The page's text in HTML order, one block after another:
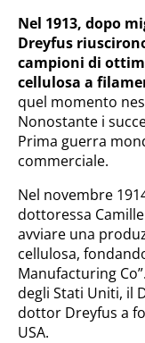
Nel 1913, dopo
Dreyfus
campioni di
cellulosa a
quel momento
Nonostante i
Prima guerra
commerciale.
Nel novembre
dottoressa
avviare una
cellulosa,
Manufacturing
degli Stati Uniti, il
dottor Dreyfus a
USA.